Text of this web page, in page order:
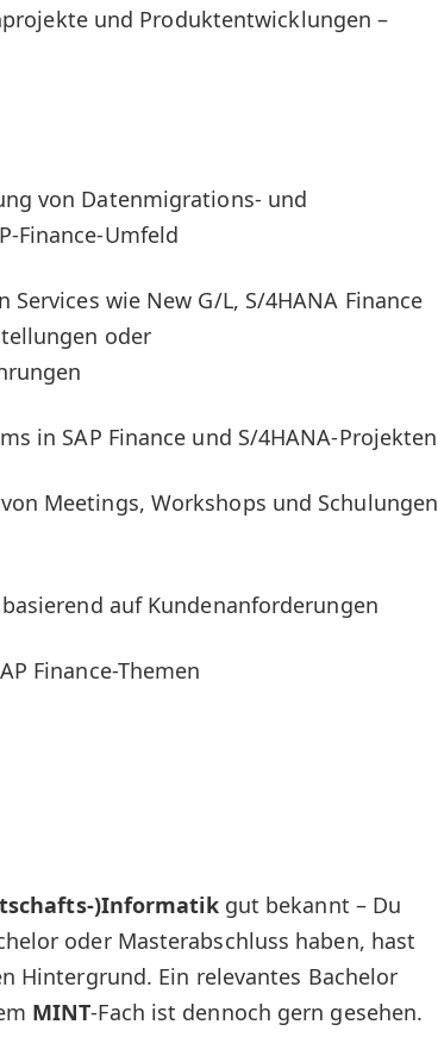
und Produktentwicklungen –
von Datenmigrations- und
Finance-Umfeld
wie New G/L, S/4HANA Finance
oder
in SAP Finance und S/4HANA-Projekten
Meetings, Workshops und Schulungen
auf Kundenanforderungen
Finance-Themen
)Informatikgut bekannt – Du
oder Masterabschluss haben, hast
Hintergrund. Ein relevantes Bachelor
MINT-Fach ist dennoch gern gesehen.